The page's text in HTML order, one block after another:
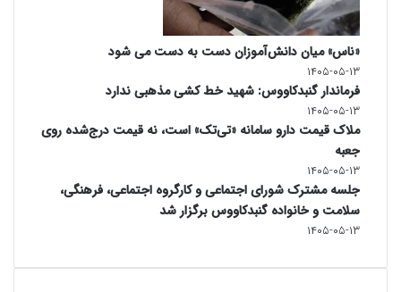
«ناس» میان دانش‌آموزان دست به دست می شود
۱۴۰۵-۰۵-۱۳
فرماندار گنبدکاووس: شهید خط کشی مذهبی ندارد
۱۴۰۵-۰۵-۱۳
ملاک قیمت دارو سامانه «تی‌تک» است، نه قیمت درج‌شده روی
جعبه
۱۴۰۵-۰۵-۱۳
جلسه مشترک شورای اجتماعی و کارگروه اجتماعی، فرهنگی،
سلامت و خانواده گنبدکاووس برگزار شد
۱۴۰۵-۰۵-۱۳